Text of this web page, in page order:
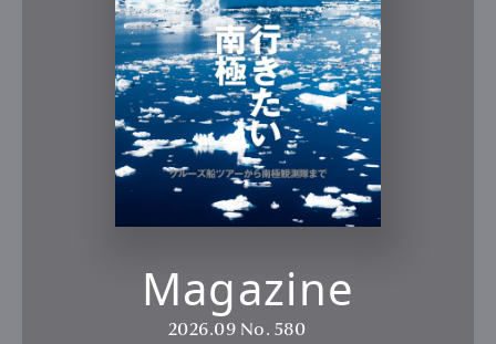
Magazine
2026.09 No. 580